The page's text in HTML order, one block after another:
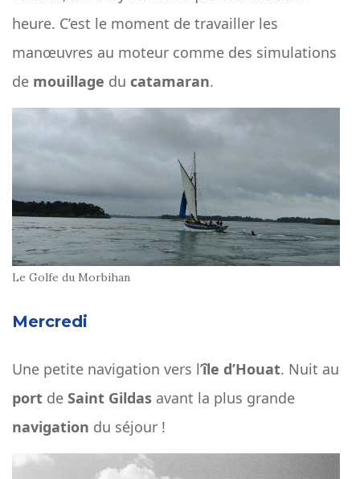
heure. C’est le moment de travailler les
manœuvres au moteur comme des simulations
de mouillage du catamaran.
Le Golfe du Morbihan
Mercredi
Une petite navigation vers l’île d’Houat. Nuit au
port de Saint Gildas avant la plus grande
navigation du séjour !